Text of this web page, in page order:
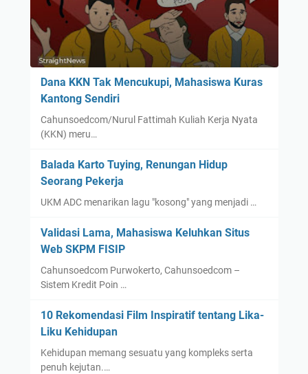
Dana KKN Tak Mencukupi, Mahasiswa Kuras
Kantong Sendiri
Cahunsoedcom/Nurul Fattimah Kuliah Kerja Nyata
(KKN) meru…
Balada Karto Tuying, Renungan Hidup
Seorang Pekerja
UKM ADC menarikan lagu "kosong" yang menjadi …
Validasi Lama, Mahasiswa Keluhkan Situs
Web SKPM FISIP
Cahunsoedcom Purwokerto, Cahunsoedcom –
Sistem Kredit Poin …
10 Rekomendasi Film Inspiratif tentang Lika-
Liku Kehidupan
Kehidupan memang sesuatu yang kompleks serta
penuh kejutan.…